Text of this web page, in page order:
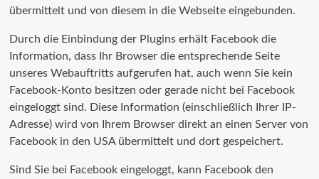
übermittelt und von diesem in die Webseite eingebunden.
Durch die Einbindung der Plugins erhält Facebook die
Information, dass Ihr Browser die entsprechende Seite
unseres Webauftritts aufgerufen hat, auch wenn Sie kein
Facebook-Konto besitzen oder gerade nicht bei Facebook
eingeloggt sind. Diese Information (einschließlich Ihrer IP-
Adresse) wird von Ihrem Browser direkt an einen Server von
Facebook in den USA übermittelt und dort gespeichert.
Sind Sie bei Facebook eingeloggt, kann Facebook den